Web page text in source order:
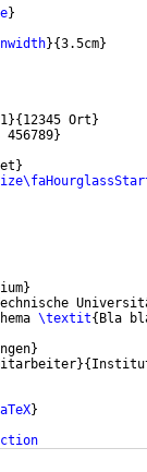
}
}{3.5cm}
}{ 12345 Ort }
456789}
}
}
\textit{ Bla
}
}{
}